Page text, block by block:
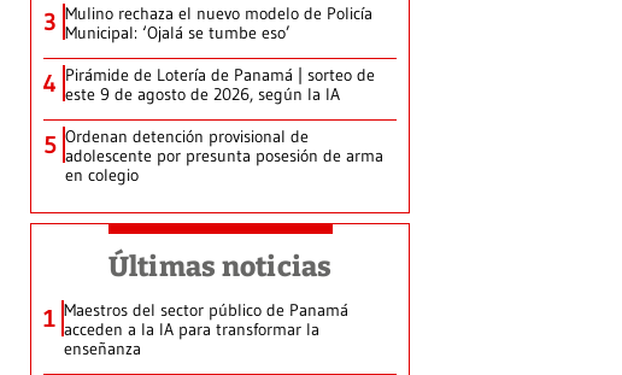
3 Mulino rechaza el nuevo modelo de Policía
Municipal: ‘Ojalá se tumbe eso’
4 Pirámide de Lotería de Panamá | sorteo de
este 9 de agosto de 2026, según la IA
5 Ordenan detención provisional de
adolescente por presunta posesión de arma
en colegio
Últimas noticias
1 Maestros del sector público de Panamá
acceden a la IA para transformar la
enseñanza